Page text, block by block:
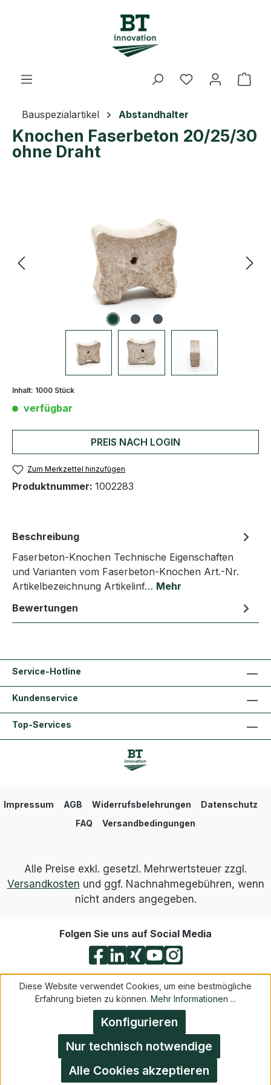
Zum Hauptinhalt springen
Du hast 0
Bauspezialartikel Abstandhalter
Knochen Faserbeton 20/25/30
ohne Draht
Inhalt: 1000 Stück
verfügbar
PREIS NACH LOGIN
Zum Merkzettel hinzufügen
Produktnummer: 1002283
Beschreibung
Faserbeton-Knochen Technische Eigenschaften
und Varianten vom Faserbeton-Knochen Art.-Nr.
Artikelbezeichnung Artikelinf… Mehr
Bewertungen
Service-Hotline
Kundenservice
Top-Services
Impressum AGB Widerrufsbelehrungen
Datenschutz
FAQ
Versandbedingungen
Alle Preise exkl. gesetzl. Mehrwertsteuer zzgl.
Versandkosten und ggf. Nachnahmegebühren, wenn
nicht anders angegeben.
Folgen Sie uns auf Social Media
Diese Website verwendet Cookies, um eine bestmögliche
Erfahrung bieten zu können. Mehr Informationen ...
Nur technisch notwendige
Konfigurieren
Alle Cookies akzeptieren